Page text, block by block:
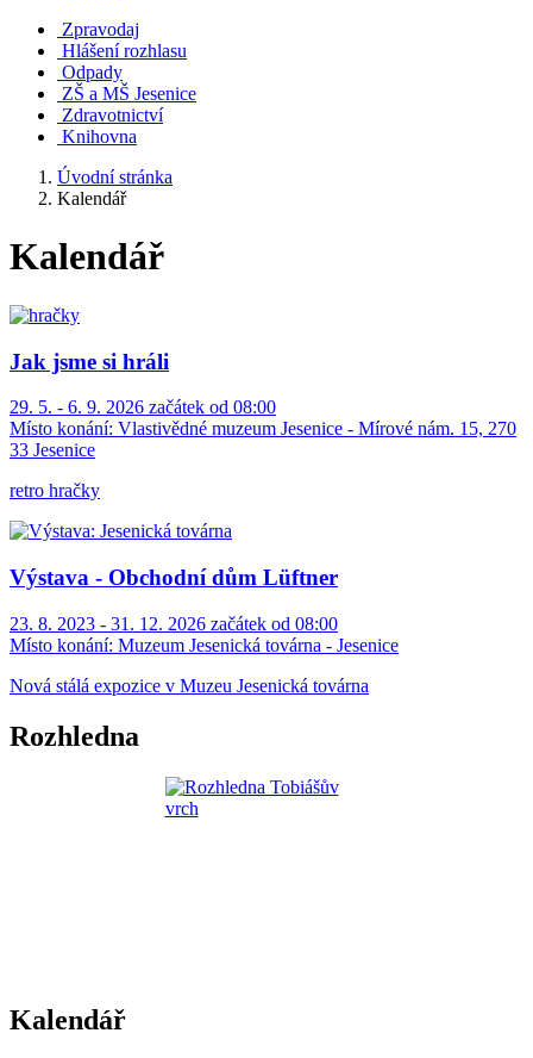
Zpravodaj
Hlášení rozhlasu
Odpady
ZŠ a MŠ Jesenice
Zdravotnictví
Knihovna
Úvodní stránka
Kalendář
Kalendář
Jak jsme si hráli
29. 5. - 6. 9. 2026 začátek od 08:00
Místo konání: Vlastivědné muzeum Jesenice - Mírové nám. 15, 270
33 Jesenice
retro hračky
Výstava - Obchodní dům Lüftner
23. 8. 2023 - 31. 12. 2026 začátek od 08:00
Místo konání: Muzeum Jesenická továrna - Jesenice
Nová stálá expozice v Muzeu Jesenická továrna
Rozhledna
Kalendář